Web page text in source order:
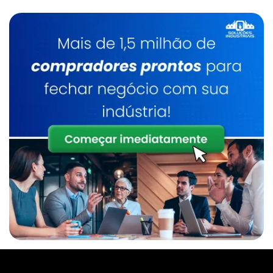
Empresas De Gases Medicinais Em Limeira
Gás Para Chopp Sp
Empresas De Gases Industriais Em Limeira
Gás Para Corte De Chapa
Distribuidor De Oxigênio Líquido Em Limeira
Gás Para Corte Laser
Gases Industriais Em Valinhos
Gás Para Cromatografia